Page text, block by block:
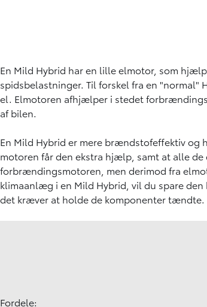
En Mild Hybrid har en lille elmotor, som
spidsbelastninger. Til forskel fra en "normal"
el. Elmotoren afhjælper i stedet
af bilen.
En Mild Hybrid er mere brændstofeffektiv og
motoren får den ekstra hjælp, samt at alle
forbrændingsmotoren, men derimod fra
klimaanlæg i en Mild Hybrid, vil du spare
det kræver at holde de komponenter tændte.
Fordele: